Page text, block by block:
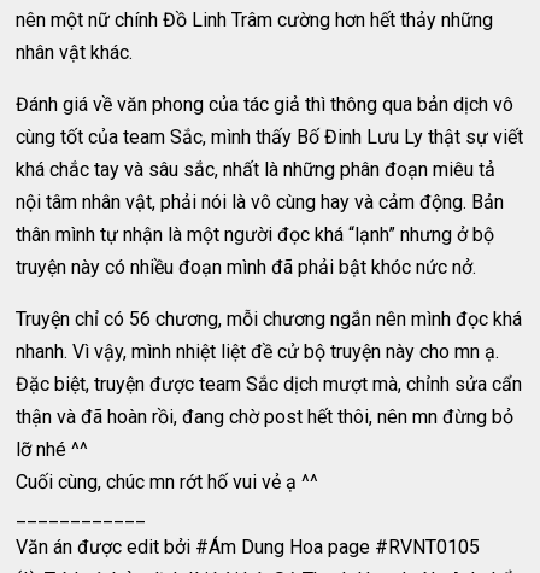
nên một nữ chính Đồ Linh Trâm cường hơn hết thảy những
nhân vật khác.
Đánh giá về văn phong của tác giả thì thông qua bản dịch vô
cùng tốt của team Sắc, mình thấy Bố Đinh Lưu Ly thật sự viết
khá chắc tay và sâu sắc, nhất là những phân đoạn miêu tả
nội tâm nhân vật, phải nói là vô cùng hay và cảm động. Bản
thân mình tự nhận là một người đọc khá “lạnh” nhưng ở bộ
truyện này có nhiều đoạn mình đã phải bật khóc nức nở.
Truyện chỉ có 56 chương, mỗi chương ngắn nên mình đọc khá
nhanh. Vì vậy, mình nhiệt liệt đề cử bộ truyện này cho mn ạ.
Đặc biệt, truyện được team Sắc dịch mượt mà, chỉnh sửa cẩn
thận và đã hoàn rồi, đang chờ post hết thôi, nên mn đừng bỏ
lỡ nhé ^^
Cuối cùng, chúc mn rớt hố vui vẻ ạ ^^
Văn án được edit bởi #Ám Dung Hoa page #RVNT0105